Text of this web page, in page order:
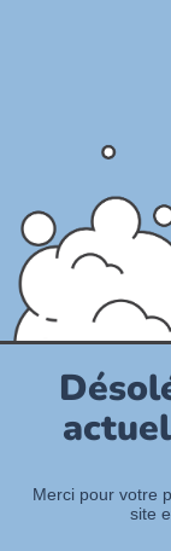
Merci pour votre
site